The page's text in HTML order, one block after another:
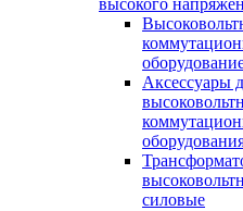
высокого
Аксессуары
силовые